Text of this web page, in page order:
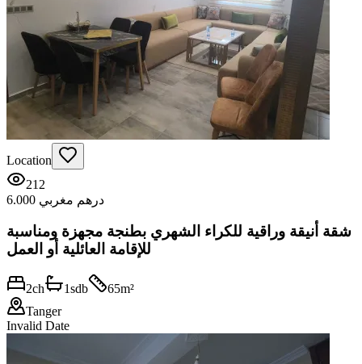
Location
212
6.000 درهم مغربي
شقة أنيقة وراقية للكراء الشهري بطنجة مجهزة ومناسبة
للإقامة العائلية أو العمل
2ch 1sdb 65m²
Tanger
Invalid Date